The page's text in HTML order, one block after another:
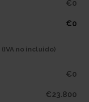
€0
€0
(IVA no incluido)
€0
€23.800